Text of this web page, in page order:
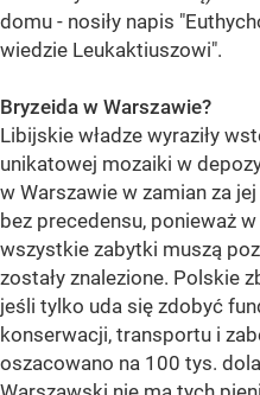
domu - nosiły napis
wiedzie Leukaktiuszowi".
Bryzeida w Warszawie?
Libijskie władze wyraziły
unikatowej mozaiki w
w Warszawie w zamian za
bez precedensu, ponieważ
wszystkie zabytki muszą
zostały znalezione. Polskie
jeśli tylko uda się zdobyć
konserwacji, transportu i
oszacowano na 100 tys.